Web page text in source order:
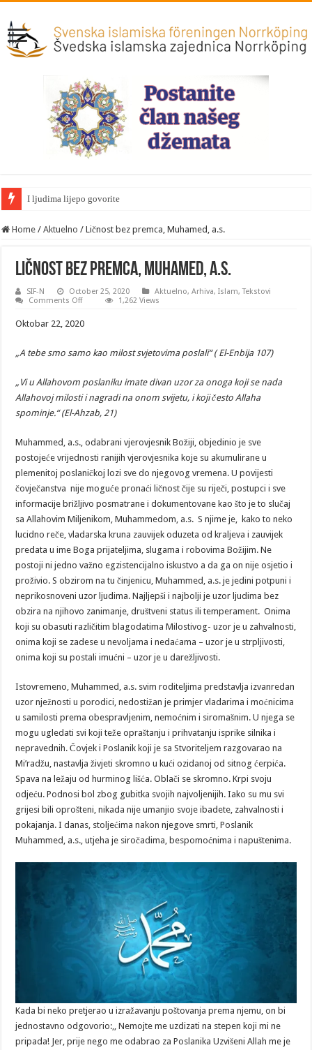
I ljudima lijepo govorite
Home / Aktuelno / Ličnost bez premca, Muhamed, a.s.
Ličnost bez premca, Muhamed, a.s.
SIF-N October 25, 2020 Aktuelno,Arhiva,Islam,Tekstovi
Comments Offon
premca,
1,262 Views
Oktobar 22, 2020
„A tebe smo samo kao milost svjetovima poslali“ ( El-Enbija 107)
„Vi u Allahovom poslaniku imate divan uzor za onoga koji se nada
Allahovoj milosti i nagradi na onom svijetu, i koji često Allaha
spominje.“ (El-Ahzab, 21)
Muhammed, a.s., odabrani vjerovjesnik Božiji, objedinio je sve
postojeće vrijednosti ranijih vjerovjesnika koje su akumulirane u
plemenitoj poslaničkoj lozi sve do njegovog vremena. U povijesti
čovječanstva nije moguće pronaći ličnost čije su riječi, postupci i sve
informacije brižljivo posmatrane i dokumentovane kao što je to slučaj
sa Allahovim Miljenikom, Muhammedom, a.s. S njime je, kako to neko
lucidno reče, vladarska kruna zauvijek oduzeta od kraljeva i zauvijek
predata u ime Boga prijateljima, slugama i robovima Božijim. Ne
postoji ni jedno važno egzistencijalno iskustvo a da ga on nije osjetio i
proživio. S obzirom na tu činjenicu, Muhammed, a.s. je jedini potpuni i
neprikosnoveni uzor ljudima. Najljepši i najbolji je uzor ljudima bez
obzira na njihovo zanimanje, društveni status ili temperament. Onima
koji su obasuti različitim blagodatima Milostivog- uzor je u zahvalnosti,
onima koji se zadese u nevoljama i nedaćama – uzor je u strpljivosti,
onima koji su postali imućni – uzor je u darežljivosti.
Istovremeno, Muhammed, a.s. svim roditeljima predstavlja izvanredan
uzor nježnosti u porodici, nedostižan je primjer vladarima i moćnicima
u samilosti prema obespravljenim, nemoćnim i siromašnim. U njega se
mogu ugledati svi koji teže opraštanju i prihvatanju isprike silnika i
nepravednih. Čovjek i Poslanik koji je sa Stvoriteljem razgovarao na
Mi’radžu, nastavlja živjeti skromno u kući ozidanoj od sitnog ćerpića.
Spava na ležaju od hurminog lišća. Oblači se skromno. Krpi svoju
odjeću. Podnosi bol zbog gubitka svojih najvoljenijih. Iako su mu svi
grijesi bili oprošteni, nikada nije umanjio svoje ibadete, zahvalnosti i
pokajanja. I danas, stoljećima nakon njegove smrti, Poslanik
Muhammed, a.s., utjeha je siročadima, bespomoćnima i napuštenima.
Kada bi neko pretjerao u izražavanju poštovanja prema njemu, on bi
jednostavno odgovorio:,, Nemojte me uzdizati na stepen koji mi ne
pripada! Jer, prije nego me odabrao za Poslanika Uzvišeni Allah me je